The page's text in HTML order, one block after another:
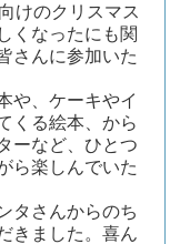
けのクリスマス
くなったにも関
さんに参加いた
や、ケーキやイ
くる絵本、から
ーなど、ひとつ
ら楽しんでいた
タさんからのち
きました。喜ん